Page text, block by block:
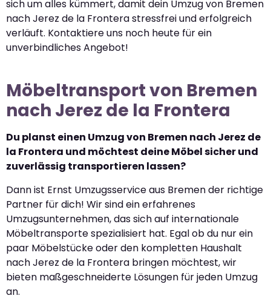
sich um alles kümmert, damit dein Umzug von Bremen
nach Jerez de la Frontera stressfrei und erfolgreich
verläuft. Kontaktiere uns noch heute für ein
unverbindliches Angebot!
Möbeltransport von Bremen
nach Jerez de la Frontera
Du planst einen Umzug von Bremen nach Jerez de
la Frontera und möchtest deine Möbel sicher und
zuverlässig transportieren lassen?
Dann ist Ernst Umzugsservice aus Bremen der richtige
Partner für dich! Wir sind ein erfahrenes
Umzugsunternehmen, das sich auf internationale
Möbeltransporte spezialisiert hat. Egal ob du nur ein
paar Möbelstücke oder den kompletten Haushalt
nach Jerez de la Frontera bringen möchtest, wir
bieten maßgeschneiderte Lösungen für jeden Umzug
an.